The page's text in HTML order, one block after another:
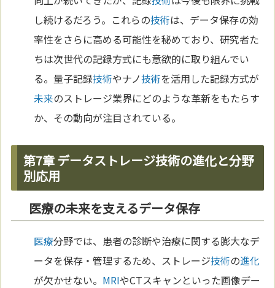
し続けるだろう。これらの技術は、データ保存の効
率性をさらに高める可能性を秘めており、研究者た
ちは次世代の記録方式にも意欲的に取り組んでい
る。量子記録技術やナノ技術を活用した記録方式が
未来のストレージ業界にどのような革新をもたらす
か、その動向が注目されている。
第7章 データストレージ技術の進化と分野
別応用
医療の未来を支えるデータ保存
医療分野では、患者の診断や治療に関する膨大なデ
ータを保存・管理するため、ストレージ技術の進化
が欠かせない。 MRIやCTスキャンといった画像デー